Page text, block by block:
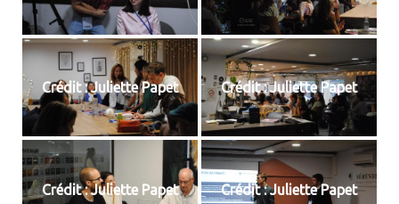
Crédit : Juliette Papet Crédit : Juliette Papet
Crédit : Juliette Papet Crédit : Juliette Papet